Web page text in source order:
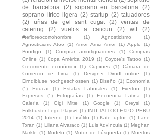
de barcelona
(2) soprano en barcelona
(2)
soprano lirico ligera (2) startup (2) tatuadores
(2)
uñas de gel sant cugat (2)
ventas de
catering
(2) vuelos a cancun (2) wtf (2)
#tefloreocomohombre (1) Agnosticismo
(1)
Agnosticismo-Ateo
(1) Amor Amor Amor (1) Apple
(1)
Boodigo
(1) Comprar amortiguadores (1)
Compras
Online (1) Copa América 2019 (1) Coyote's Tattoo (1)
Crecimiento económico
(1) Cupones (1)
Cámara de
Comercio de Lima
(1) Designer Dirndl online
(1)
Dirndlbluse hochgeschlossen (1) Diseño (1) Economía
(1)
Educar (1) Estafas Laborales (1) Everton
(1)
Expresos
(1) Fotografías (1) Frecuencia Latina
(1)
Galería
(1) Gigi Mitre (1) Google (1) Greysi
(1)
Hulkbuster Lego Playset (1) INTI TATTOO EXPO PERU
2014 (1) Infierno (1) Insólito (1) Kate upton (1) Lane
Toran (1) Liliana Alvarado (1) Luis Advíncula (1) Meghan
Markle (1) Modelo (1) Motor de búsqueda (1) Muertos